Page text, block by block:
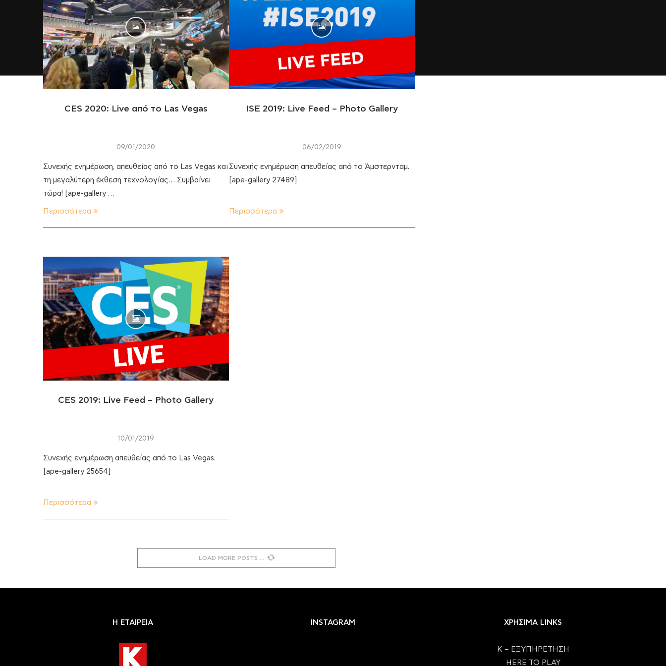
CES 2020: Live από το Las Vegas
09/01/2020
Συνεχής ενημέρωση, απευθείας από το Las Vegas και
τη μεγαλύτερη έκθεση τεχνολογίας… Συμβαίνει
τώρα! [ape-gallery …
Περισσότερα
ISE 2019: Live Feed – Photo Gallery
06/02/2019
Συνεχής ενημέρωση απευθείας από το Άμστερνταμ.
[ape-gallery 27489]
Περισσότερα
CES 2019: Live Feed – Photo Gallery
10/01/2019
Συνεχής ενημέρωση απευθείας από το Las Vegas.
[ape-gallery 25654]
Περισσότερα
LOAD MORE POSTS
Η ΕΤΑΙΡΕΙΑ INSTAGRAM ΧΡΗΣΙΜΑ LINKS
Κ – ΕΞΥΠΗΡΕΤΗΣΗ
HERE TO PLAY